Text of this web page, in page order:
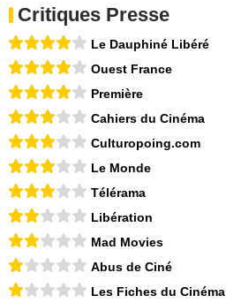
Critiques Presse
Le Dauphiné Libéré
Ouest France
Première
Cahiers du Cinéma
Culturopoing.com
Le Monde
Télérama
Libération
Mad Movies
Abus de Ciné
Les Fiches du Cinéma